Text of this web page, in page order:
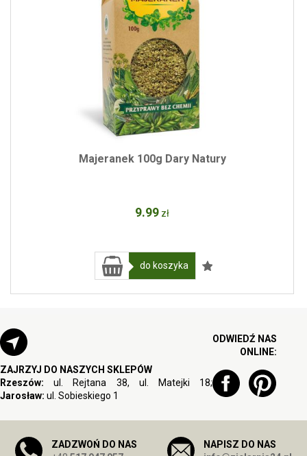
Majeranek 100g Dary Natury
9.99 zł
do koszyka
ZAJRZYJ DO NASZYCH SKLEPÓW
Rzeszów: ul. Rejtana 38, ul. Matejki 18;
Jarosław: ul. Sobieskiego 1
ODWIEDŹ NAS
ONLINE:
ZADZWOŃ DO NAS
NAPISZ DO NAS